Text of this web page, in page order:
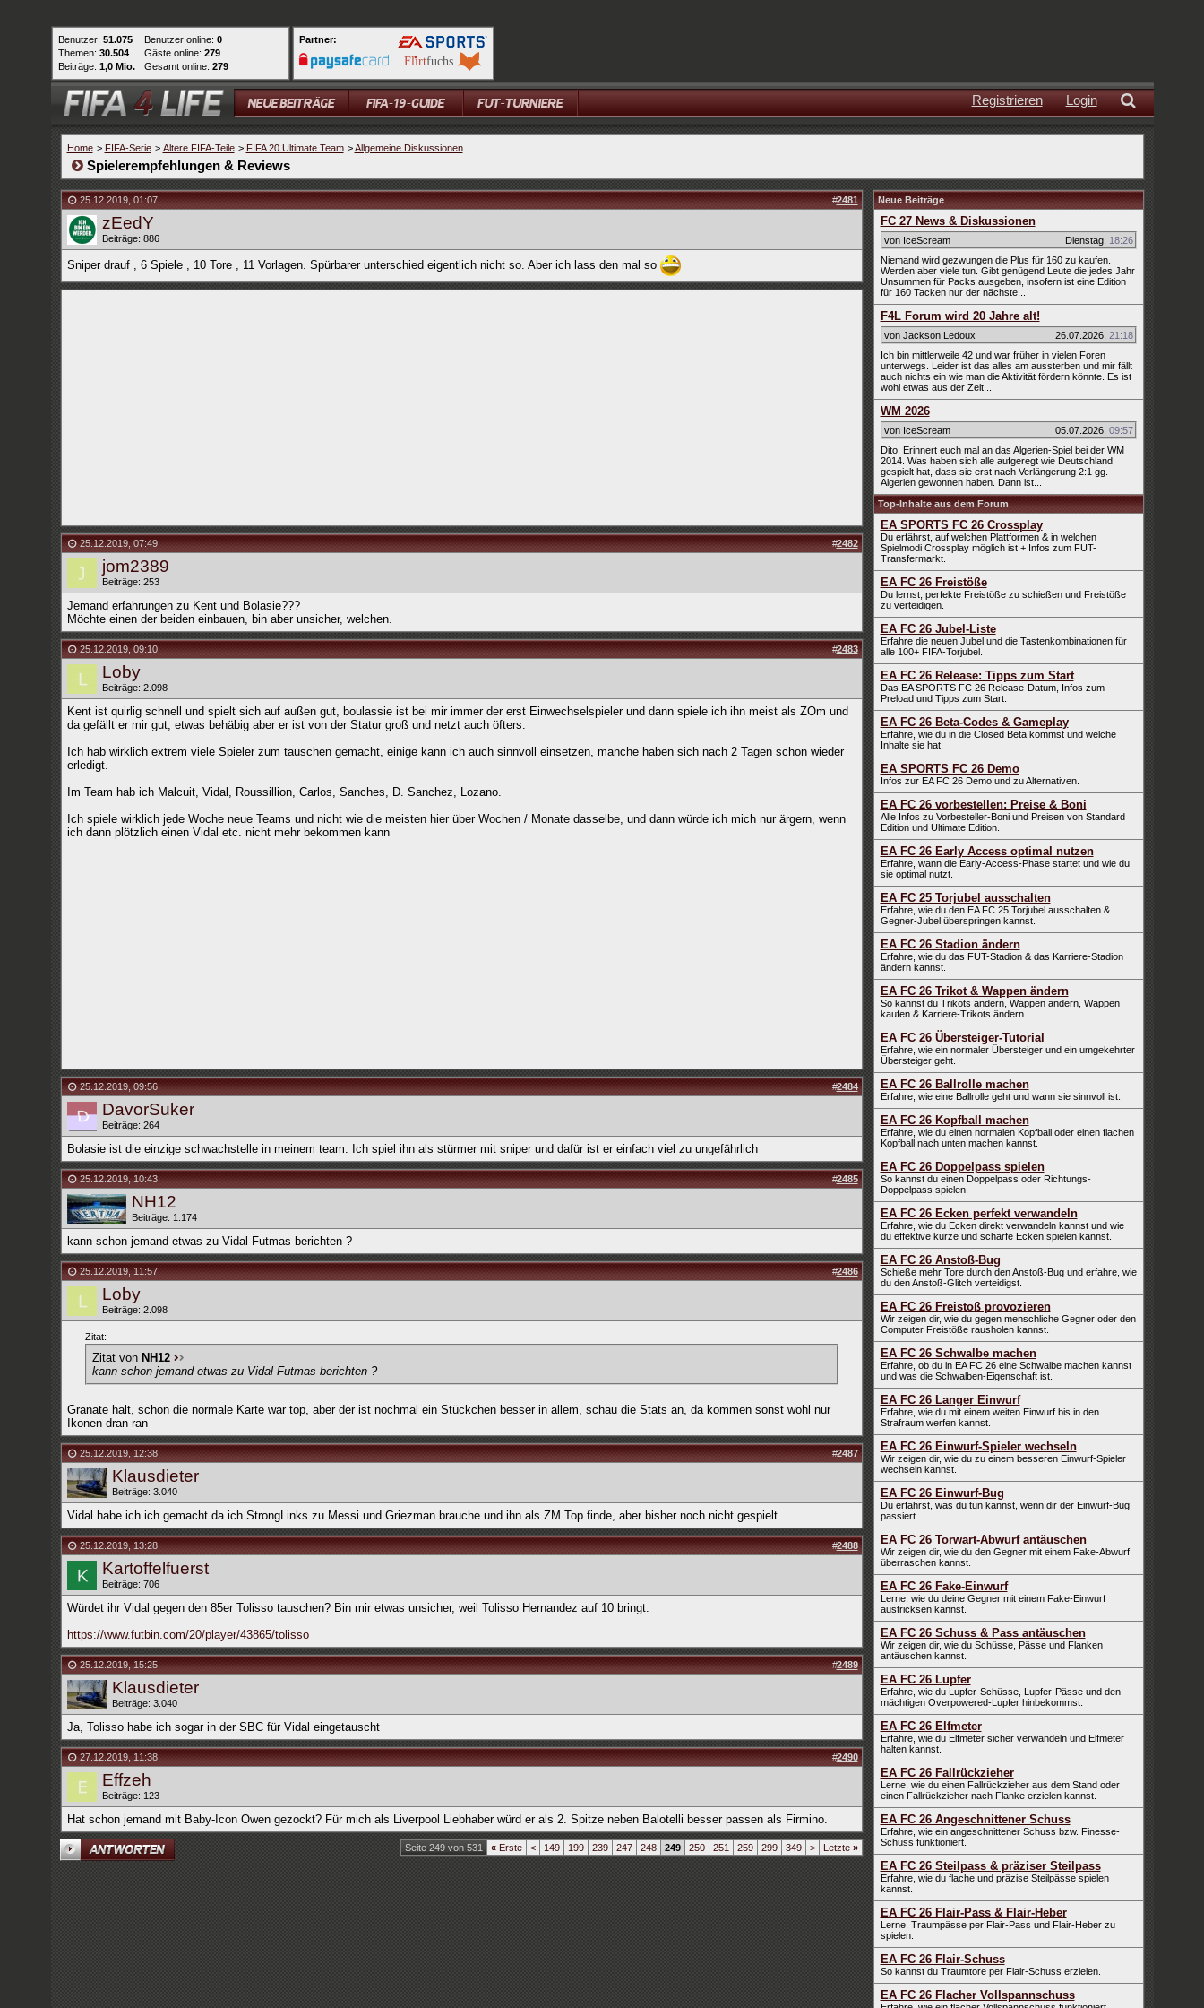
Benutzer: 51.075
Themen: 30.504
Beiträge: 1,0 Mio.
Benutzer online: 0
Gäste online: 279
Gesamt online: 279
Partner:
Login
Registrieren
Home > FIFA-Serie > Ältere FIFA-Teile > FIFA 20 Ultimate Team >Allgemeine Diskussionen
Spielerempfehlungen & Reviews
25.12.2019,01:07 #2481
zEedY
Beiträge: 886
Sniper drauf , 6 Spiele , 10 Tore , 11 Vorlagen. Spürbarer unterschied eigentlich nicht so. Aber ich lass den mal so
25.12.2019,07:49 #2482
jom2389
Beiträge: 253
Jemand erfahrungen zu Kent und Bolasie???
Möchte einen der beiden einbauen, bin aber unsicher, welchen.
25.12.2019,09:10 #2483
Loby
Beiträge: 2.098
Kent ist quirlig schnell und spielt sich auf außen gut, boulassie ist bei mir immer der erst Einwechselspieler und dann spiele ich ihn meist als ZOm und
da gefällt er mir gut, etwas behäbig aber er ist von der Statur groß und netzt auch öfters.
Ich hab wirklich extrem viele Spieler zum tauschen gemacht, einige kann ich auch sinnvoll einsetzen, manche haben sich nach 2 Tagen schon wieder
erledigt.
Im Team hab ich Malcuit, Vidal, Roussillion, Carlos, Sanches, D. Sanchez, Lozano.
Ich spiele wirklich jede Woche neue Teams und nicht wie die meisten hier über Wochen / Monate dasselbe, und dann würde ich mich nur ärgern, wenn
ich dann plötzlich einen Vidal etc. nicht mehr bekommen kann
25.12.2019,09:56 #2484
DavorSuker
Beiträge: 264
Bolasie ist die einzige schwachstelle in meinem team. Ich spiel ihn als stürmer mit sniper und dafür ist er einfach viel zu ungefährlich
25.12.2019,10:43 #2485
NH12
Beiträge: 1.174
kann schon jemand etwas zu Vidal Futmas berichten ?
25.12.2019,11:57 #2486
Loby
Beiträge: 2.098
Zitat:
Zitat von NH12
kann schon jemand etwas zu Vidal Futmas berichten ?
Granate halt, schon die normale Karte war top, aber der ist nochmal ein Stückchen besser in allem, schau die Stats an, da kommen sonst wohl nur
Ikonen dran ran
25.12.2019,12:38 #2487
Klausdieter
Beiträge: 3.040
Vidal habe ich ich gemacht da ich StrongLinks zu Messi und Griezman brauche und ihn als ZM Top finde, aber bisher noch nicht gespielt
25.12.2019,13:28 #2488
Kartoffelfuerst
Beiträge: 706
Würdet ihr Vidal gegen den 85er Tolisso tauschen? Bin mir etwas unsicher, weil Tolisso Hernandez auf 10 bringt.
https://www.futbin.com/20/player/43865/tolisso
25.12.2019,15:25 #2489
Klausdieter
Beiträge: 3.040
Ja, Tolisso habe ich sogar in der SBC für Vidal eingetauscht
27.12.2019,11:38 #2490
Effzeh
Beiträge: 123
Hat schon jemand mit Baby-Icon Owen gezockt? Für mich als Liverpool Liebhaber würd er als 2. Spitze neben Balotelli besser passen als Firmino.
Seite 249 von 531 « Erste < 149 199 239 247 248 249 250 251 259 299 349 > Letzte »
Neue Beiträge
FC 27 News & Diskussionen
von IceScream Dienstag, 18:26
Niemand wird gezwungen die Plus für 160 zu kaufen.
Werden aber viele tun. Gibt genügend Leute die jedes Jahr
Unsummen für Packs ausgeben, insofern ist eine Edition
für 160 Tacken nur der nächste...
F4L Forum wird 20 Jahre alt!
von Jackson Ledoux 26.07.2026, 21:18
Ich bin mittlerweile 42 und war früher in vielen Foren
unterwegs. Leider ist das alles am aussterben und mir fällt
auch nichts ein wie man die Aktivität fördern könnte. Es ist
wohl etwas aus der Zeit...
WM 2026
von IceScream 05.07.2026, 09:57
Dito. Erinnert euch mal an das Algerien-Spiel bei der WM
2014. Was haben sich alle aufgeregt wie Deutschland
gespielt hat, dass sie erst nach Verlängerung 2:1 gg.
Algerien gewonnen haben. Dann ist...
Top-Inhalte aus dem Forum
EA SPORTS FC 26 Crossplay
Du erfährst, auf welchen Plattformen & in welchen
Spielmodi Crossplay möglich ist + Infos zum FUT-
Transfermarkt.
EA FC 26 Freistöße
Du lernst, perfekte Freistöße zu schießen und Freistöße
zu verteidigen.
EA FC 26 Jubel-Liste
Erfahre die neuen Jubel und die Tastenkombinationen für
alle 100+ FIFA-Torjubel.
EA FC 26 Release: Tipps zum Start
Das EA SPORTS FC 26 Release-Datum, Infos zum
Preload und Tipps zum Start.
EA FC 26 Beta-Codes & Gameplay
Erfahre, wie du in die Closed Beta kommst und welche
Inhalte sie hat.
EA SPORTS FC 26 Demo
Infos zur EA FC 26 Demo und zu Alternativen.
EA FC 26 vorbestellen: Preise & Boni
Alle Infos zu Vorbesteller-Boni und Preisen von Standard
Edition und Ultimate Edition.
EA FC 26 Early Access optimal nutzen
Erfahre, wann die Early-Access-Phase startet und wie du
sie optimal nutzt.
EA FC 25 Torjubel ausschalten
Erfahre, wie du den EA FC 25 Torjubel ausschalten &
Gegner-Jubel überspringen kannst.
EA FC 26 Stadion ändern
Erfahre, wie du das FUT-Stadion & das Karriere-Stadion
ändern kannst.
EA FC 26 Trikot & Wappen ändern
So kannst du Trikots ändern, Wappen ändern, Wappen
kaufen & Karriere-Trikots ändern.
EA FC 26 Übersteiger-Tutorial
Erfahre, wie ein normaler Übersteiger und ein umgekehrter
Übersteiger geht.
EA FC 26 Ballrolle machen
Erfahre, wie eine Ballrolle geht und wann sie sinnvoll ist.
EA FC 26 Kopfball machen
Erfahre, wie du einen normalen Kopfball oder einen flachen
Kopfball nach unten machen kannst.
EA FC 26 Doppelpass spielen
So kannst du einen Doppelpass oder Richtungs-
Doppelpass spielen.
EA FC 26 Ecken perfekt verwandeln
Erfahre, wie du Ecken direkt verwandeln kannst und wie
du effektive kurze und scharfe Ecken spielen kannst.
EA FC 26 Anstoß-Bug
Schieße mehr Tore durch den Anstoß-Bug und erfahre, wie
du den Anstoß-Glitch verteidigst.
EA FC 26 Freistoß provozieren
Wir zeigen dir, wie du gegen menschliche Gegner oder den
Computer Freistöße rausholen kannst.
EA FC 26 Schwalbe machen
Erfahre, ob du in EA FC 26 eine Schwalbe machen kannst
und was die Schwalben-Eigenschaft ist.
EA FC 26 Langer Einwurf
Erfahre, wie du mit einem weiten Einwurf bis in den
Strafraum werfen kannst.
EA FC 26 Einwurf-Spieler wechseln
Wir zeigen dir, wie du zu einem besseren Einwurf-Spieler
wechseln kannst.
EA FC 26 Einwurf-Bug
Du erfährst, was du tun kannst, wenn dir der Einwurf-Bug
passiert.
EA FC 26 Torwart-Abwurf antäuschen
Wir zeigen dir, wie du den Gegner mit einem Fake-Abwurf
überraschen kannst.
EA FC 26 Fake-Einwurf
Lerne, wie du deine Gegner mit einem Fake-Einwurf
austricksen kannst.
EA FC 26 Schuss & Pass antäuschen
Wir zeigen dir, wie du Schüsse, Pässe und Flanken
antäuschen kannst.
EA FC 26 Lupfer
Erfahre, wie du Lupfer-Schüsse, Lupfer-Pässe und den
mächtigen Overpowered-Lupfer hinbekommst.
EA FC 26 Elfmeter
Erfahre, wie du Elfmeter sicher verwandeln und Elfmeter
halten kannst.
EA FC 26 Fallrückzieher
Lerne, wie du einen Fallrückzieher aus dem Stand oder
einen Fallrückzieher nach Flanke erzielen kannst.
EA FC 26 Angeschnittener Schuss
Erfahre, wie ein angeschnittener Schuss bzw. Finesse-
Schuss funktioniert.
EA FC 26 Steilpass & präziser Steilpass
Erfahre, wie du flache und präzise Steilpässe spielen
kannst.
EA FC 26 Flair-Pass & Flair-Heber
Lerne, Traumpässe per Flair-Pass und Flair-Heber zu
spielen.
EA FC 26 Flair-Schuss
So kannst du Traumtore per Flair-Schuss erzielen.
EA FC 26 Flacher Vollspannschuss